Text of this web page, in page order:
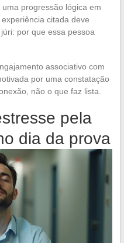
progressão lógica em
citada deve
por que essa pessoa
associativo com
por uma constatação
não o que faz lista.
pela
dia da prova